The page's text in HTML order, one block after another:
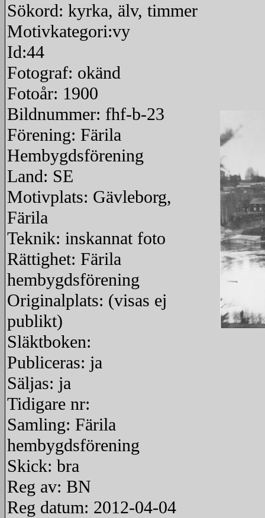
Sökord: kyrka, älv, timmer
Motivkategori:vy
Id:44
Fotograf: okänd
Fotoår: 1900
Bildnummer: fhf-b-23
Förening: Färila
Hembygdsförening
Land: SE
Motivplats: Gävleborg,
Färila
Teknik: inskannat foto
Rättighet: Färila
hembygdsförening
Originalplats: (visas ej
publikt)
Släktboken:
Publiceras: ja
Säljas: ja
Tidigare nr:
Samling: Färila
hembygdsförening
Skick: bra
Reg av: BN
Reg datum: 2012-04-04